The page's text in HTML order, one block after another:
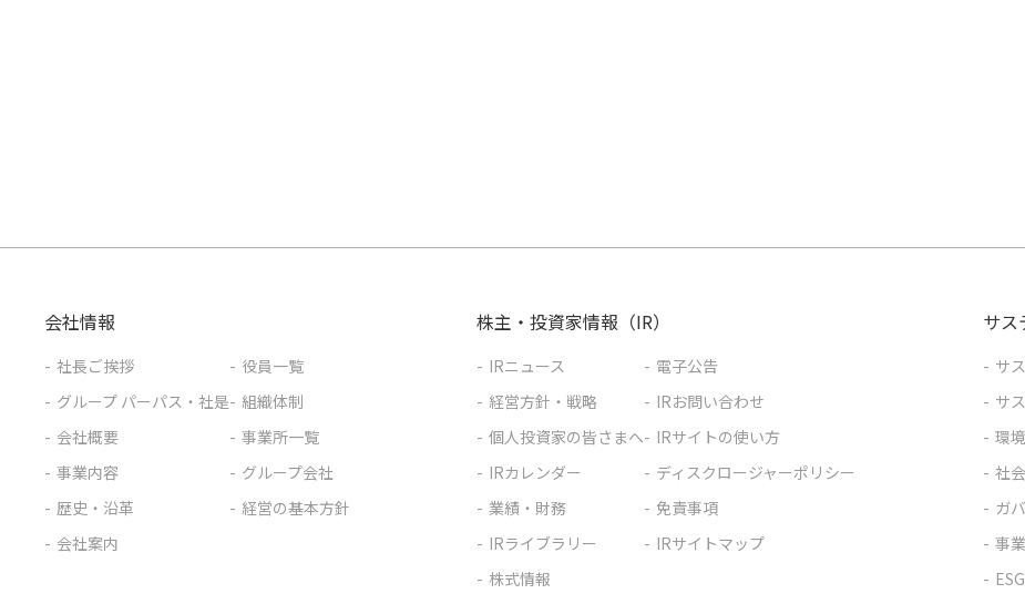
会社情報
社長ご挨拶
グループ パーパス・社是
会社概要
事業内容
歴史・沿革
会社案内
役員一覧
組織体制
事業所一覧
グループ会社
経営の基本方針
株主・投資家情報（IR）
IRニュース
経営方針・戦略
個人投資家の皆さまへ
IRカレンダー
業績・財務
IRライブラリー
株式情報
電子公告
IRお問い合わせ
IRサイトの使い方
ディスクロージャーポリシー
免責事項
IRサイトマップ
サス
サ
サ
環境
社会
ガ
事